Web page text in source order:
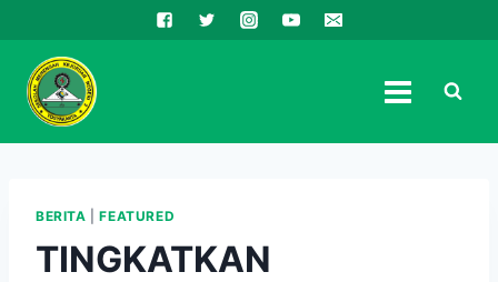
to
content
BERITA |FEATURED
TINGKATKAN